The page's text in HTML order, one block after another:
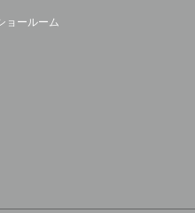
ョールーム